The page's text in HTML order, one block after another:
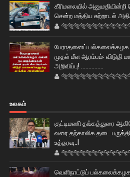
கீரிமலையில்
சென்ற மத்திய சுற்றாடல்
பேராதனைப் பல்கலைக்கழக
முதல் மீள ஆரம்பம்: விடுதி
அறிவிப்பு! ...............
உலகம்
குட்டிமணி தங்கத்துரை
வரை தற்காலிக தடை
உத்தரவு..!
வெளிநாட்டுப் பல்கலைக்கழக